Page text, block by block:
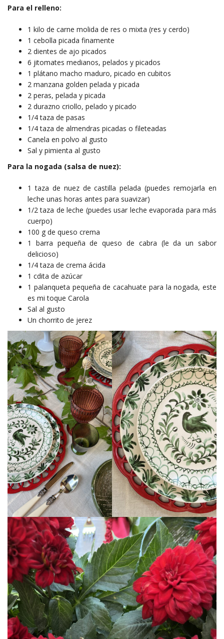
Para el relleno:
1 kilo de carne molida de res o mixta (res y cerdo)
1 cebolla picada finamente
2 dientes de ajo picados
6 jitomates medianos, pelados y picados
1 plátano macho maduro, picado en cubitos
2 manzana golden pelada y picada
2 peras, pelada y picada
2 durazno criollo, pelado y picado
1/4 taza de pasas
1/4 taza de almendras picadas o fileteadas
Canela en polvo al gusto
Sal y pimienta al gusto
Para la nogada (salsa de nuez):
1 taza de nuez de castilla pelada (puedes remojarla en
leche unas horas antes para suavizar)
1/2 taza de leche (puedes usar leche evaporada para más
cuerpo)
100 g de queso crema
1 barra pequeña de queso de cabra (le da un sabor
delicioso)
1/4 taza de crema ácida
1 cdita de azúcar
1 palanqueta pequeña de cacahuate para la nogada, este
es mi toque Carola
Sal al gusto
Un chorrito de jerez